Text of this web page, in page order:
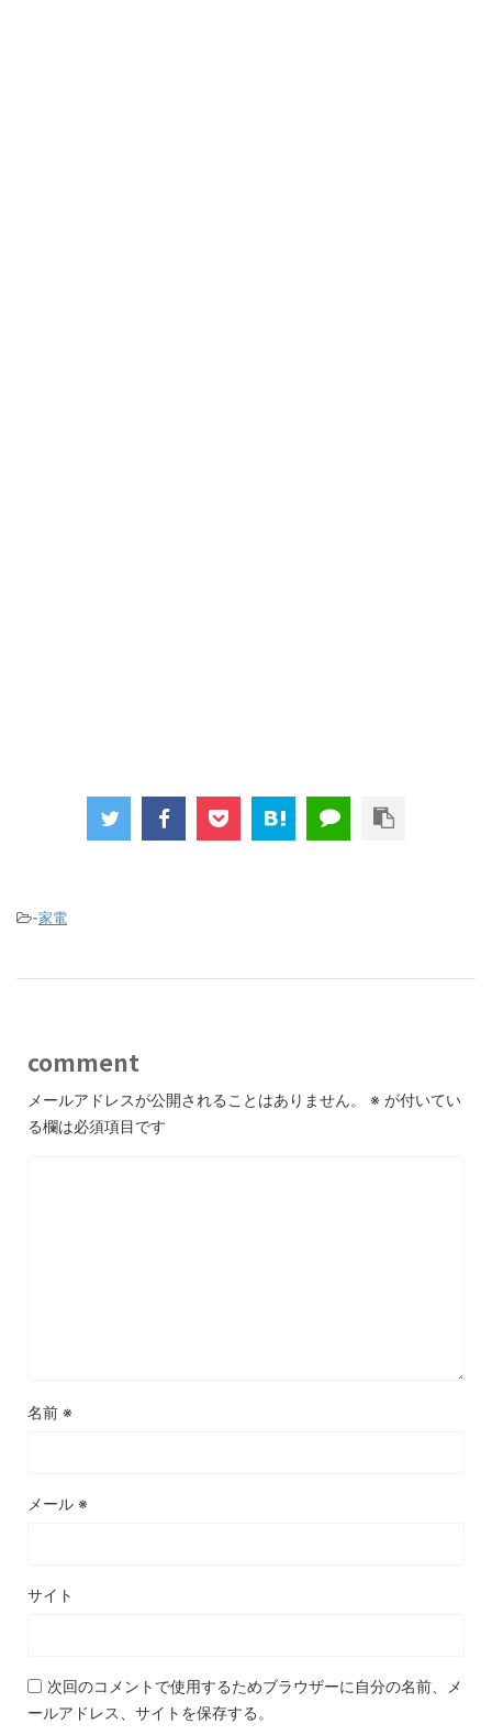
-家電
comment
メールアドレスが公開されることはありません。 ※ が付いてい
る欄は必須項目です
名前 ※
メール ※
サイト
次回のコメントで使用するためブラウザーに自分の名前、メ
ールアドレス、サイトを保存する。